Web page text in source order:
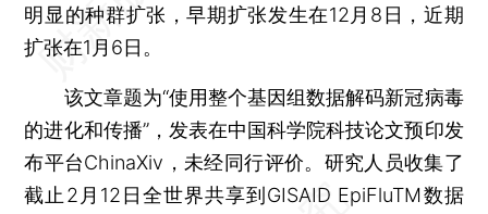
明显的种群扩张，早期扩张发生在12月8日，近期
扩张在1月6日。
该文章题为“使用整个基因组数据解码新冠病毒
的进化和传播”，发表在中国科学院科技论文预印发
布平台ChinaXiv，未经同行评价。研究人员收集了
截止2月12日全世界共享到GISAID EpiFluTM数据